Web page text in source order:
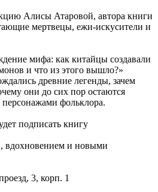
Алисы Атаровой, автора книги
мертвецы, ежи-искусители и
мифа: как китайцы создавали
и что из этого вышло?»
древние легенды, зачем
они до сих пор остаются
фольклора.
подписать книгу
вдохновением и новыми
3, корп. 1